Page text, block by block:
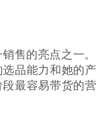
售的亮点之一。
品能力和她的产
最容易带货的营